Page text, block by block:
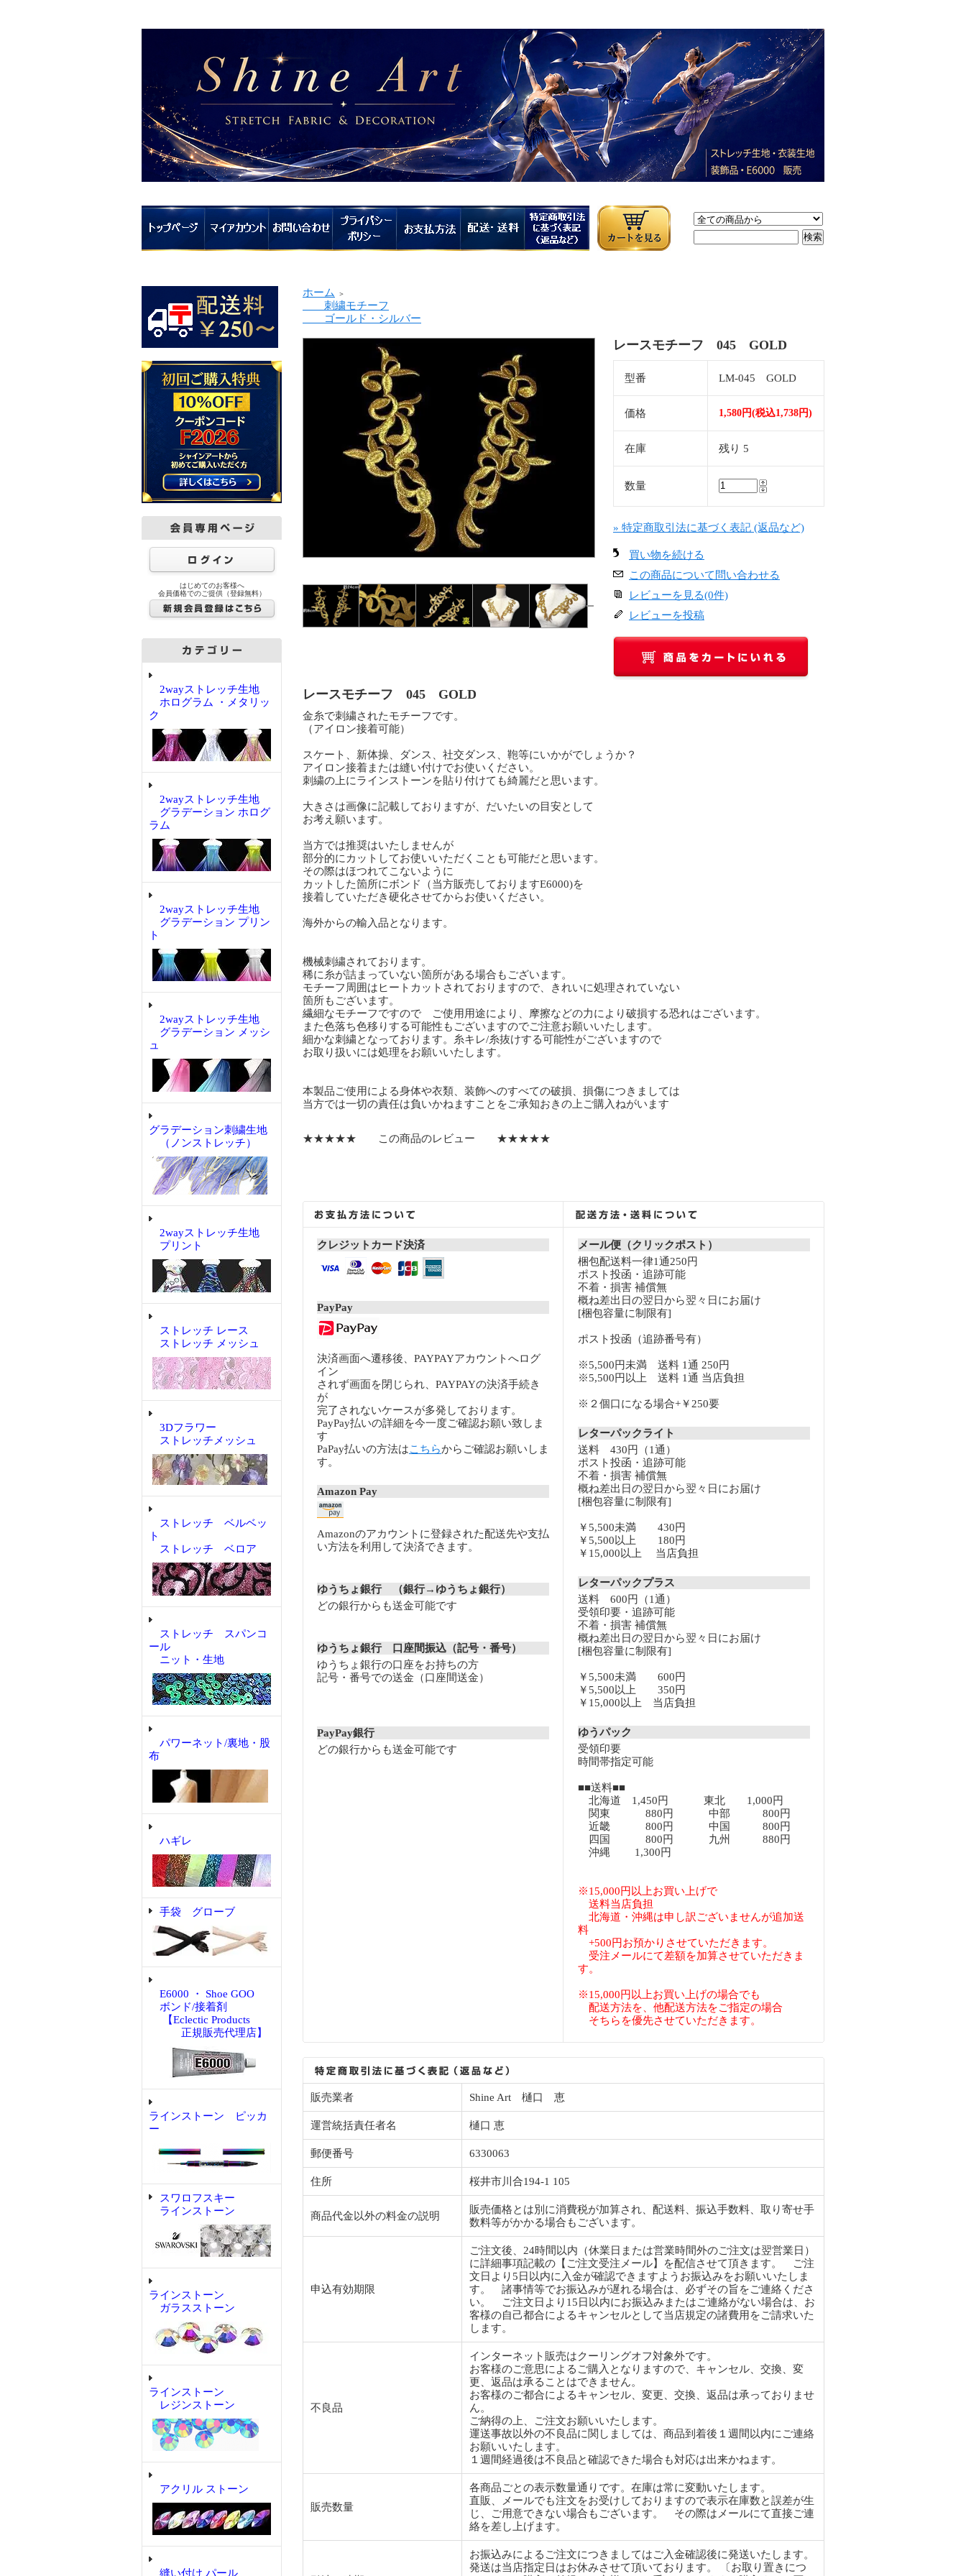
はじめてのお客様へ
会員価格でのご提供（登録無料）
2wayストレッチ生地
ホログラム ・メタリッ
ク
2wayストレッチ生地
グラデーション ホログ
ラム
2wayストレッチ生地
グラデーション プリン
ト
2wayストレッチ生地
グラデーション メッシ
ュ
グラデーション刺繍生地
（ノンストレッチ）
2wayストレッチ生地
プリント
ストレッチ レース
ストレッチ メッシュ
3Dフラワー
ストレッチメッシュ
ストレッチ ベルベッ
ト
ストレッチ ベロア
ストレッチ スパンコ
ール
ニット・生地
パワーネット/裏地・股
布
ハギレ
手袋 グローブ
E6000 ・ Shoe GOO
ボンド/接着剤
【Eclectic Products
正規販売代理店】
ラインストーン ピッカ
ー
スワロフスキー
ラインストーン
ラインストーン
ガラスストーン
ラインストーン
レジンストーン
アクリル ストーン
縫い付け パール
ホーム ＞
刺繍モチーフ
ゴールド・シルバー
レースモチーフ 045 GOLD
型番 LM-045 GOLD
価格 1,580円(税込1,738円)
在庫 残り 5
数量
» 特定商取引法に基づく表記 (返品など)
買い物を続ける
この商品について問い合わせる
レビューを見る(0件)
レビューを投稿
レースモチーフ 045 GOLD
金糸で刺繍されたモチーフです。
（アイロン接着可能）
スケート、新体操、ダンス、社交ダンス、鞄等にいかがでしょうか？
アイロン接着または縫い付けでお使いください。
刺繍の上にラインストーンを貼り付けても綺麗だと思います。
大きさは画像に記載しておりますが、だいたいの目安として
お考え願います。
当方では推奨はいたしませんが
部分的にカットしてお使いいただくことも可能だと思います。
その際はほつれてこないように
カットした箇所にボンド（当方販売しておりますE6000)を
接着していただき硬化させてからお使いください。
海外からの輸入品となります。
機械刺繍されております。
稀に糸が詰まっていない箇所がある場合もございます。
モチーフ周囲はヒートカットされておりますので、きれいに処理されていない
箇所もございます。
繊細なモチーフですので ご使用用途により、摩擦などの力により破損する恐れはございます。
また色落ち色移りする可能性もございますのでご注意お願いいたします。
細かな刺繍となっております。糸キレ/糸抜けする可能性がございますので
お取り扱いには処理をお願いいたします。
本製品ご使用による身体や衣類、装飾へのすべての破損、損傷につきましては
当方では一切の責任は負いかねますことをご承知おきの上ご購入ねがいます
★★★★★ この商品のレビュー ★★★★★
クレジットカード決済
PayPay
決済画面へ遷移後、PAYPAYアカウントへログ
イン
されず画面を閉じられ、PAYPAYの決済手続き
が
完了されないケースが多発しております。
PayPay払いの詳細を今一度ご確認お願い致しま
す
PaPay払いの方法はこちらからご確認お願いしま
す。
Amazon Pay
Amazonのアカウントに登録された配送先や支払
い方法を利用して決済できます。
ゆうちょ銀行 （銀行→ゆうちょ銀行）
どの銀行からも送金可能です
ゆうちょ銀行 口座間振込（記号・番号）
ゆうちょ銀行の口座をお持ちの方
記号・番号での送金（口座間送金）
PayPay銀行
どの銀行からも送金可能です
メール便（クリックポスト）
梱包配送料一律1通250円
ポスト投函・追跡可能
不着・損害 補償無
概ね差出日の翌日から翌々日にお届け
[梱包容量に制限有]
ポスト投函（追跡番号有）
※5,500円未満 送料 1通 250円
※5,500円以上 送料 1通 当店負担
※２個口になる場合+￥250要
レターパックライト
送料 430円（1通）
ポスト投函・追跡可能
不着・損害 補償無
概ね差出日の翌日から翌々日にお届け
[梱包容量に制限有]
￥5,500未満 430円
￥5,500以上 180円
￥15,000以上 当店負担
レターパックプラス
送料 600円（1通）
受領印要・追跡可能
不着・損害 補償無
概ね差出日の翌日から翌々日にお届け
[梱包容量に制限有]
￥5,500未満 600円
￥5,500以上 350円
￥15,000以上 当店負担
ゆうパック
受領印要
時間帯指定可能
■■送料■■
北海道 1,450円 東北 1,000円
関東 880円 中部 800円
近畿 800円 中国 800円
四国 800円 九州 880円
沖縄 1,300円
※15,000円以上お買い上げで
送料当店負担
北海道・沖縄は申し訳ございませんが追加送
料
+500円お預かりさせていただきます。
受注メールにて差額を加算させていただきま
す。
※15,000円以上お買い上げの場合でも
配送方法を、他配送方法をご指定の場合
そちらを優先させていただきます。
販売業者 Shine Art 樋口 恵
運営統括責任者名 樋口 恵
郵便番号 6330063
住所 桜井市川合194-1 105
商品代金以外の料金の説明
販売価格とは別に消費税が加算され、配送料、振込手数料、取り寄せ手
数料等がかかる場合もございます。
申込有効期限
ご注文後、24時間以内（休業日または営業時間外のご注文は翌営業日）
に詳細事項記載の【ご注文受注メール】を配信させて頂きます。 ご注
文日より5日以内に入金が確認できますようお振込みをお願いいたしま
す。 諸事情等でお振込みが遅れる場合は、必ずその旨をご連絡くださ
い。 ご注文日より15日以内にお振込みまたはご連絡がない場合は、お
客様の自己都合によるキャンセルとして当店規定の諸費用をご請求いた
します。
不良品
インターネット販売はクーリングオフ対象外です。
お客様のご意思によるご購入となりますので、キャンセル、交換、変
更、返品は承ることはできません。
お客様のご都合によるキャンセル、変更、交換、返品は承っておりませ
ん。
ご納得の上、ご注文お願いいたします。
運送事故以外の不良品に関しましては、商品到着後１週間以内にご連絡
お願いいたします。
１週間経過後は不良品と確認できた場合も対応は出来かねます。
販売数量
各商品ごとの表示数量通りです。在庫は常に変動いたします。
直販、メールでも注文をお受けしておりますので表示在庫数と誤差が生
じ、ご用意できない場合もございます。 その際はメールにて直接ご連
絡を差し上げます。
お振込みによるご注文につきましてはご入金確認後に発送いたします。
発送は当店指定日はお休みさせて頂いております。 〔お取り置きにつ